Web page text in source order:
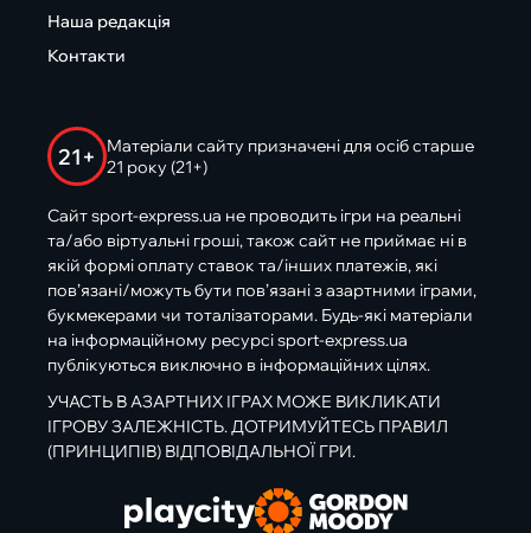
Наша редакція
Контакти
21+
Матеріали сайту призначені для осіб старше
21 року (21+)
Сайт sport-express.ua не проводить ігри на реальні
та/або віртуальні гроші, також сайт не приймає ні в
якій формі оплату ставок та/інших платежів, які
пов’язані/можуть бути пов’язані з азартними іграми,
букмекерами чи тоталізаторами. Будь-які матеріали
на інформаційному ресурсі sport-express.ua
публікуються виключно в інформаційних цілях.
УЧАСТЬ В АЗАРТНИХ ІГРАХ МОЖЕ ВИКЛИКАТИ
ІГРОВУ ЗАЛЕЖНІСТЬ. ДОТРИМУЙТЕСЬ ПРАВИЛ
(ПРИНЦИПІВ) ВІДПОВІДАЛЬНОЇ ГРИ.